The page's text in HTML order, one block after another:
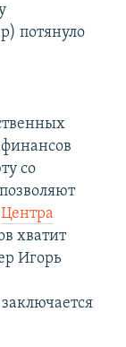
потянуло
со
Центра
хватит
Игорь